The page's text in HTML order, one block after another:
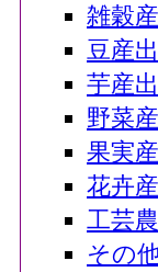
雑穀
豆産
芋産
野菜
果実
花卉
工芸
その